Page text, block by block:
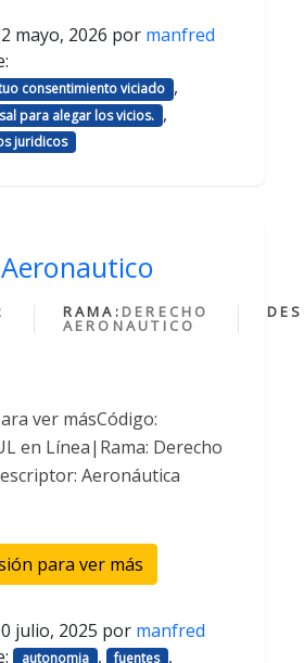
mayo, 2026 por manfred
consentimiento viciado ,
para alegar los vicios. ,
juridicos
RAMA: DERECHO
AERONAUTICO
ver másCódigo:
en Línea|Rama: Derecho
Aeronáutica
para ver más
julio, 2025 por manfred
autonomia , fuentes ,